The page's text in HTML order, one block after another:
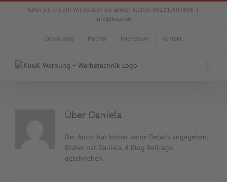
Zum
Rufen Sie uns an! Wir beraten Sie gerne! Telefon 09221/607606 |
info@kuuk.de
Downloads Partner Impressum Kontakt
Über Daniela
Der Autor hat bisher keine Details angegeben.
Bisher hat Daniela, 4 Blog Beiträge
geschrieben.